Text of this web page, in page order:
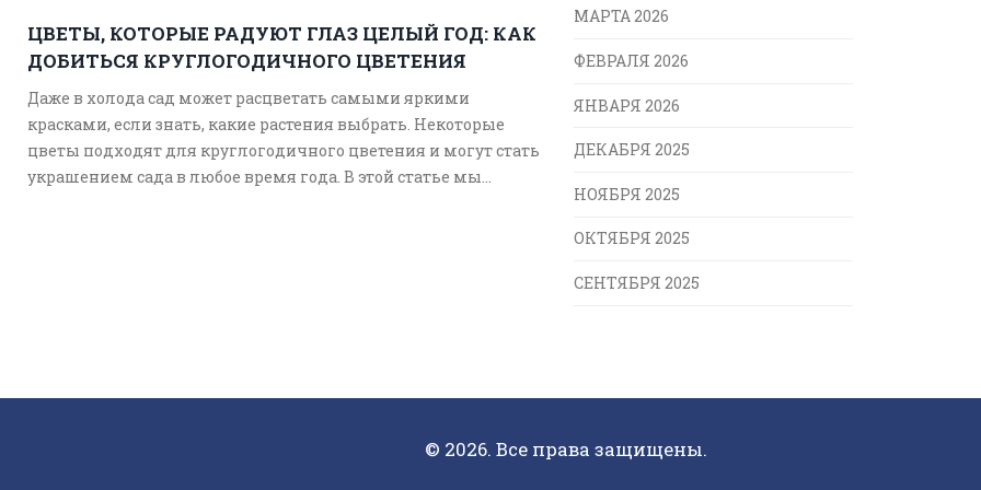
ЦВЕТЫ, КОТОРЫЕ РАДУЮТ ГЛАЗ ЦЕЛЫЙ ГОД: КАК
ДОБИТЬСЯ КРУГЛОГОДИЧНОГО ЦВЕТЕНИЯ
Даже в холода сад может расцветать самыми яркими
красками, если знать, какие растения выбрать. Некоторые
цветы подходят для круглогодичного цветения и могут стать
украшением сада в любое время года. В этой статье мы
МАРТА 2026
ФЕВРАЛЯ 2026
ЯНВАРЯ 2026
ДЕКАБРЯ 2025
НОЯБРЯ 2025
ОКТЯБРЯ 2025
СЕНТЯБРЯ 2025
© 2026. Все права защищены.